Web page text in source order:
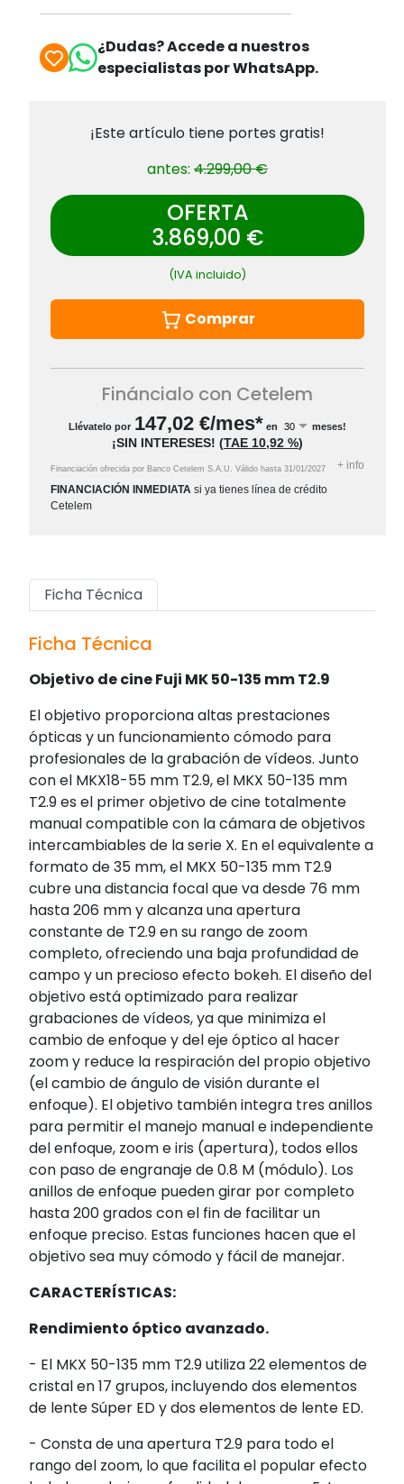
¿Dudas? Accede a nuestros
especialistas por WhatsApp.
¡Este artículo tiene portes gratis!
antes: 4.299,00 €
OFERTA
3.869,00 €
(IVA incluido)
Comprar
Fináncialo con Cetelem
Llévatelo por 147,02 €/mes* en meses!
¡SIN INTERESES! (TAE 10,92 %)
Financiación ofrecida por Banco Cetelem S.A.U. Válido hasta 31/01/2027 + info
FINANCIACIÓN INMEDIATA si ya tienes línea de crédito
Cetelem
Ficha Técnica
Ficha Técnica
Objetivo de cine Fuji MK 50-135 mm T2.9
El objetivo proporciona altas prestaciones
ópticas y un funcionamiento cómodo para
profesionales de la grabación de vídeos. Junto
con el MKX18-55 mm T2.9, el MKX 50-135 mm
T2.9 es el primer objetivo de cine totalmente
manual compatible con la cámara de objetivos
intercambiables de la serie X. En el equivalente a
formato de 35 mm, el MKX 50-135 mm T2.9
cubre una distancia focal que va desde 76 mm
hasta 206 mm y alcanza una apertura
constante de T2.9 en su rango de zoom
completo, ofreciendo una baja profundidad de
campo y un precioso efecto bokeh. El diseño del
objetivo está optimizado para realizar
grabaciones de vídeos, ya que minimiza el
cambio de enfoque y del eje óptico al hacer
zoom y reduce la respiración del propio objetivo
(el cambio de ángulo de visión durante el
enfoque). El objetivo también integra tres anillos
para permitir el manejo manual e independiente
del enfoque, zoom e iris (apertura), todos ellos
con paso de engranaje de 0.8 M (módulo). Los
anillos de enfoque pueden girar por completo
hasta 200 grados con el fin de facilitar un
enfoque preciso. Estas funciones hacen que el
objetivo sea muy cómodo y fácil de manejar.
CARACTERÍSTICAS:
Rendimiento óptico avanzado.
- El MKX 50-135 mm T2.9 utiliza 22 elementos de
cristal en 17 grupos, incluyendo dos elementos
de lente Súper ED y dos elementos de lente ED.
- Consta de una apertura T2.9 para todo el
rango del zoom, lo que facilita el popular efecto